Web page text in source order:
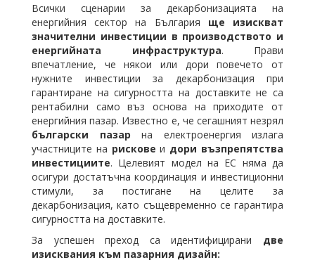
Всички сценарии за декарбонизацията на
енергийния сектор на България ще изискват
значителни инвестиции в производството и
енергийната инфраструктура. Прави
впечатление, че някои или дори повечето от
нужните инвестиции за декарбонизация при
гарантиране на сигурността на доставките не са
рентабилни само въз основа на приходите от
енергийния пазар. Известно е, че сегашният незрял
български пазар на електроенергия излага
участниците на рискове и дори възпрепятства
инвестициите. Целевият модел на ЕС няма да
осигури достатъчна координация и инвестиционни
стимули, за постигане на целите за
декарбонизация, като същевременно се гарантира
сигурността на доставките.
За успешен преход са идентифицирани две
изисквания към пазарния дизайн: